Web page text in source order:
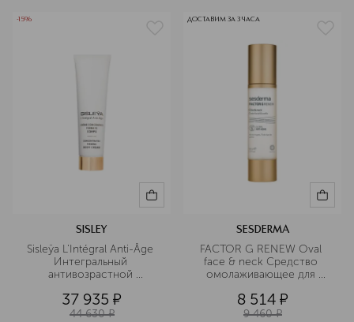
-15%
SISLEY
Sisleÿa L'Intégral Anti-Âge
Интегральный
антивозрастной
для упругости тела
37 935 ¤
44 630 ¤
ДОСТАВИМ ЗА 3 ЧАСА
SESDERMA
FACTOR G RENEW Oval
face & neck Средство
омолаживающее для
8 514 ¤
9 460 ¤